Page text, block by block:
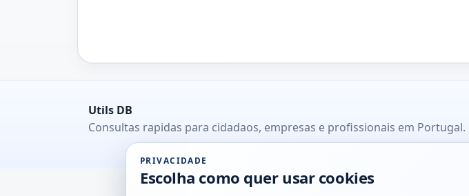
Utils DB
Consultas rapidas para cidadaos, empresas e profissionais em Portugal.
PRIVACIDADE
Escolha como quer usar cookies